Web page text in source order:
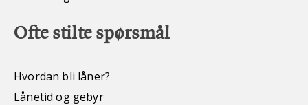
Ofte stilte spørsmål
Hvordan bli låner?
Lånetid og gebyr